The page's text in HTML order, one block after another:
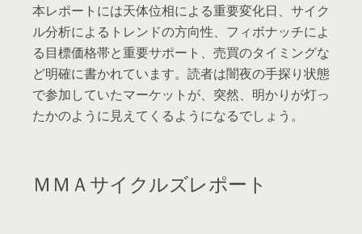
本レポートには天体位相による重要変化日、サイク
ル分析によるトレンドの方向性、フィボナッチによ
る目標価格帯と重要サポート、売買のタイミングな
ど明確に書かれています。読者は闇夜の手探り状態
で参加していたマーケットが、突然、明かりが灯っ
たかのように見えてくるようになるでしょう。
ＭＭＡサイクルズレポート